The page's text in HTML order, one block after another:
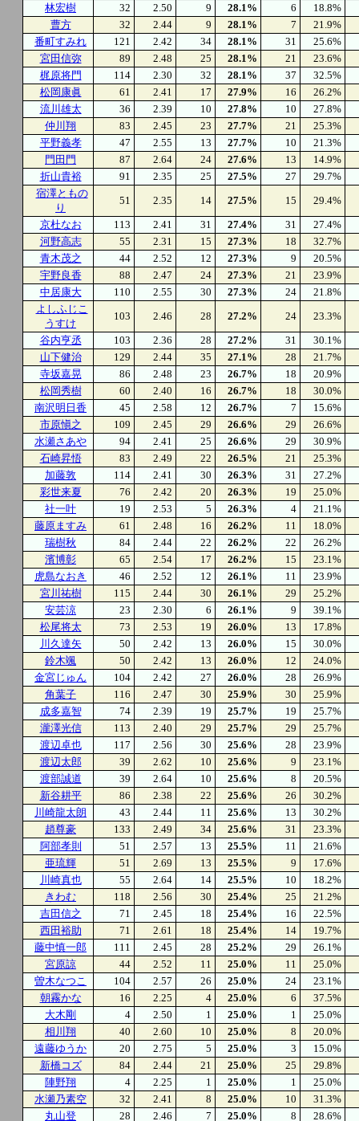
林宏樹
32 2.50 9 28.1% 6
18.8%
曹方
32 2.44 9 28.1% 7
21.9%
番町すみれ
121 2.42 34 28.1% 31
25.6%
宮田信弥
89 2.48 25 28.1% 21
23.6%
梶原将門
114 2.30 32 28.1% 37
32.5%
松岡康眞
61 2.41 17 27.9% 16
26.2%
流川雄太
36 2.39 10 27.8% 10
27.8%
仲川翔
83 2.45 23 27.7% 21
25.3%
平野義孝
47 2.55 13 27.7% 10
21.3%
門田門
87 2.64 24 27.6% 13
14.9%
折山貴裕
91 2.35 25 27.5% 27
29.7%
宿澤ともの
り
51 2.35 14 27.5% 15
29.4%
京杜なお
113 2.41 31 27.4% 31
27.4%
河野高志
55 2.31 15 27.3% 18
32.7%
青木茂之
44 2.52 12 27.3% 9
20.5%
宇野良香
88 2.47 24 27.3% 21
23.9%
中居康大
110 2.55 30 27.3% 24
21.8%
よしふじこ
うすけ
103 2.46 28 27.2% 24
23.3%
谷内亨丞
103 2.36 28 27.2% 31
30.1%
山下健治
129 2.44 35 27.1% 28
21.7%
寺坂嘉晃
86 2.48 23 26.7% 18
20.9%
松岡秀樹
60 2.40 16 26.7% 18
30.0%
南沢明日香
45 2.58 12 26.7% 7
15.6%
市原愼之
109 2.45 29 26.6% 29
26.6%
水瀬さあや
94 2.41 25 26.6% 29
30.9%
石崎昇悟
83 2.49 22 26.5% 21
25.3%
加藤敦
114 2.41 30 26.3% 31
27.2%
彩世来夏
76 2.42 20 26.3% 19
25.0%
社一叶
19 2.53 5 26.3% 4
21.1%
藤原ますみ
61 2.48 16 26.2% 11
18.0%
瑞樹秋
84 2.44 22 26.2% 22
26.2%
濱博彰
65 2.54 17 26.2% 15
23.1%
虎島なおき
46 2.52 12 26.1% 11
23.9%
宮川祐樹
115 2.44 30 26.1% 29
25.2%
安芸涼
23 2.30 6 26.1% 9
39.1%
松尾将太
73 2.53 19 26.0% 13
17.8%
川久達矢
50 2.42 13 26.0% 15
30.0%
鈴木颯
50 2.42 13 26.0% 12
24.0%
金宮じゅん
104 2.42 27 26.0% 28
26.9%
角葉子
116 2.47 30 25.9% 30
25.9%
成多嘉智
74 2.39 19 25.7% 19
25.7%
瀧澤光信
113 2.40 29 25.7% 29
25.7%
渡辺卓也
117 2.56 30 25.6% 28
23.9%
渡辺太郎
39 2.62 10 25.6% 9
23.1%
渡部誠道
39 2.64 10 25.6% 8
20.5%
新谷耕平
86 2.38 22 25.6% 26
30.2%
川崎龍太朗
43 2.44 11 25.6% 13
30.2%
趙尊豪
133 2.49 34 25.6% 31
23.3%
阿部孝則
51 2.57 13 25.5% 11
21.6%
亜琉輝
51 2.69 13 25.5% 9
17.6%
川崎真也
55 2.64 14 25.5% 10
18.2%
きわむ
118 2.56 30 25.4% 25
21.2%
吉田信之
71 2.45 18 25.4% 16
22.5%
西田裕助
71 2.61 18 25.4% 14
19.7%
藤中慎一郎
111 2.45 28 25.2% 29
26.1%
宮原諒
44 2.52 11 25.0% 11
25.0%
曽木なつこ
104 2.57 26 25.0% 24
23.1%
朝霧かな
16 2.25 4 25.0% 6
37.5%
大木剛
4 2.50 1 25.0% 1
25.0%
相川翔
40 2.60 10 25.0% 8
20.0%
遠藤ゆうか
20 2.75 5 25.0% 3
15.0%
新橋コズ
84 2.44 21 25.0% 25
29.8%
陣野翔
4 2.25 1 25.0% 1
25.0%
水瀬乃素空
32 2.41 8 25.0% 10
31.3%
丸山登
28 2.46 7 25.0% 8 28.6%